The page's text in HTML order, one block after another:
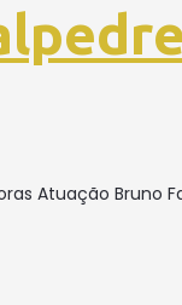
Atuação Bruno